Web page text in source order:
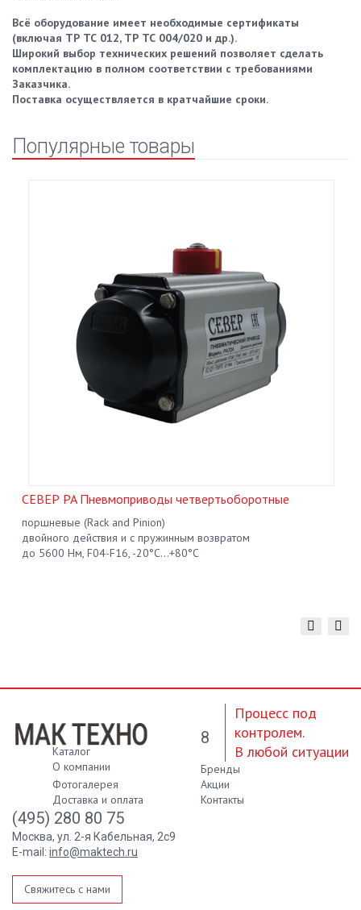
Всё оборудование имеет необходимые сертификаты
(включая ТР ТС 012, ТР ТС 004/020 и др.).
Широкий выбор технических решений позволяет сделать
комплектацию в полном соответствии с требованиями
Заказчика.
Поставка осуществляется в кратчайшие сроки.
Популярные товары
СЕВЕР PA Пневмоприводы четвертьоборотныe
поршневые (Rack and Pinion)
двойного действия и с пружинным возвратом
до 5600 Нм, F04-F16, -20°С...+80°С
Процесс под
контролем.
В любой ситуации
Каталог
О компании
Бренды
Фотогалерея
Акции
Доставка и оплата
Контакты
8
(495) 280 80 75
Москва, ул. 2-я Кабельная, 2с9
E-mail: info@maktech.ru
Свяжитесь с нами